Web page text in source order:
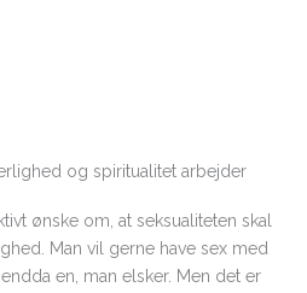
og spiritualitet arbejder
ønske om, at seksualiteten skal
Man vil gerne have sex med
en, man elsker. Men det er